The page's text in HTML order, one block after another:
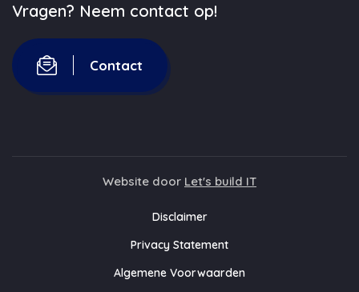
Vragen? Neem contact op!
Contact
Website door Let's build IT
Disclaimer
Privacy Statement
Algemene Voorwaarden